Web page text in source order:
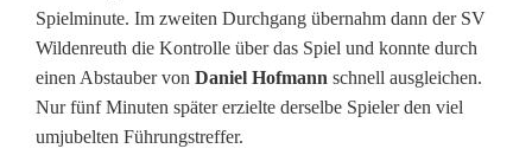
Spielminute. Im zweiten Durchgang übernahm dann der SV
Wildenreuth die Kontrolle über das Spiel und konnte durch
einen Abstauber von Daniel Hofmann schnell ausgleichen.
Nur fünf Minuten später erzielte derselbe Spieler den viel
umjubelten Führungstreffer.